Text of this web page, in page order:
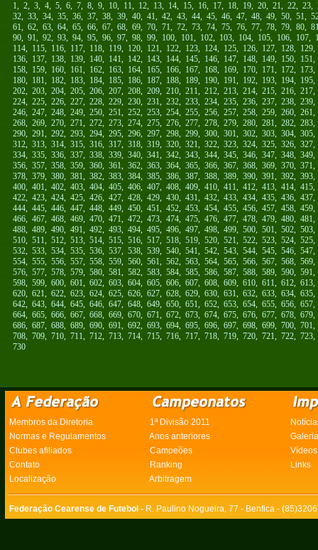
1, 2, 3, 4, 5, 6, 7, 8, 9, 10, 11, 12, 13, 14, 15, 16, 17, 18, 19, 20, 21, 22, 23,
32, 33, 34, 35, 36, 37, 38, 39, 40, 41, 42, 43, 44, 45, 46, 47, 48, 49, 50, 51,
61, 62, 63, 64, 65, 66, 67, 68, 69, 70, 71, 72, 73, 74, 75, 76, 77, 78, 79, 80,
90, 91, 92, 93, 94, 95, 96, 97, 98, 99, 100, 101, 102, 103, 104, 105, 106, 107,
114, 115, 116, 117, 118, 119, 120, 121, 122, 123, 124, 125, 126, 127, 128, 129
136, 137, 138, 139, 140, 141, 142, 143, 144, 145, 146, 147, 148, 149, 150, 151
158, 159, 160, 161, 162, 163, 164, 165, 166, 167, 168, 169, 170, 171, 172, 173
180, 181, 182, 183, 184, 185, 186, 187, 188, 189, 190, 191, 192, 193, 194, 195
202, 203, 204, 205, 206, 207, 208, 209, 210, 211, 212, 213, 214, 215, 216, 217
224, 225, 226, 227, 228, 229, 230, 231, 232, 233, 234, 235, 236, 237, 238, 239
246, 247, 248, 249, 250, 251, 252, 253, 254, 255, 256, 257, 258, 259, 260, 261
268, 269, 270, 271, 272, 273, 274, 275, 276, 277, 278, 279, 280, 281, 282, 283
290, 291, 292, 293, 294, 295, 296, 297, 298, 299, 300, 301, 302, 303, 304, 305
312, 313, 314, 315, 316, 317, 318, 319, 320, 321, 322, 323, 324, 325, 326, 327
334, 335, 336, 337, 338, 339, 340, 341, 342, 343, 344, 345, 346, 347, 348, 349
356, 357, 358, 359, 360, 361, 362, 363, 364, 365, 366, 367, 368, 369, 370, 371
378, 379, 380, 381, 382, 383, 384, 385, 386, 387, 388, 389, 390, 391, 392, 393
400, 401, 402, 403, 404, 405, 406, 407, 408, 409, 410, 411, 412, 413, 414, 415
422, 423, 424, 425, 426, 427, 428, 429, 430, 431, 432, 433, 434, 435, 436, 437
444, 445, 446, 447, 448, 449, 450, 451, 452, 453, 454, 455, 456, 457, 458, 459
466, 467, 468, 469, 470, 471, 472, 473, 474, 475, 476, 477, 478, 479, 480, 481
488, 489, 490, 491, 492, 493, 494, 495, 496, 497, 498, 499, 500, 501, 502, 503
510, 511, 512, 513, 514, 515, 516, 517, 518, 519, 520, 521, 522, 523, 524, 525
532, 533, 534, 535, 536, 537, 538, 539, 540, 541, 542, 543, 544, 545, 546, 547
554, 555, 556, 557, 558, 559, 560, 561, 562, 563, 564, 565, 566, 567, 568, 569
576, 577, 578, 579, 580, 581, 582, 583, 584, 585, 586, 587, 588, 589, 590, 591
598, 599, 600, 601, 602, 603, 604, 605, 606, 607, 608, 609, 610, 611, 612, 613
620, 621, 622, 623, 624, 625, 626, 627, 628, 629, 630, 631, 632, 633, 634, 635
642, 643, 644, 645, 646, 647, 648, 649, 650, 651, 652, 653, 654, 655, 656, 657
664, 665, 666, 667, 668, 669, 670, 671, 672, 673, 674, 675, 676, 677, 678, 679
686, 687, 688, 689, 690, 691, 692, 693, 694, 695, 696, 697, 698, 699, 700, 701
708, 709, 710, 711, 712, 713, 714, 715, 716, 717, 718, 719, 720, 721, 722, 723
730
Membros da Diretoria 1ª Divisão 2011
Normas e Regulamentos
Anos anteriores
Clubes afiliados
Campeões
Vídeos
Contato
Ranking
Links
Localização
Arbitragem
Federação Cearense de Futebol - R. Paulino Nogueira, 77 - Benfica -